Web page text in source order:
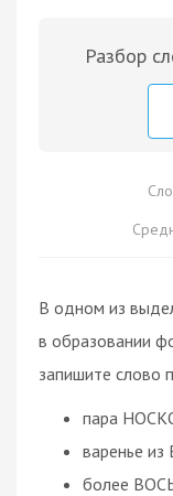
Разбор
В одном из
в образовании
запишите слово
пара
варенье
более